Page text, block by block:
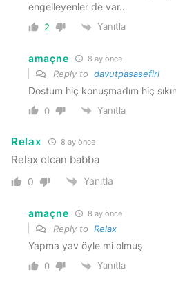
engelleyenler de var…
2 Yanıtla
amaçne 8 ay önce
Reply to davutpasasefiri
Dostum hiç konuşmadım hiç
0 Yanıtla
Relax 8 ay önce
Relax olcan babba
0 Yanıtla
amaçne 8 ay önce
Reply to Relax
Yapma yav öyle mi olmuş
0 Yanıtla